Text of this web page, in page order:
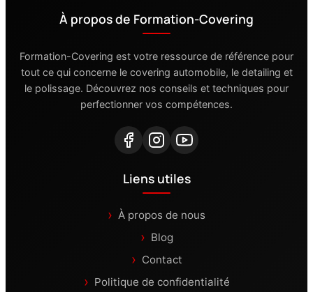
À propos de Formation-Covering
Formation-Covering est votre ressource de référence pour
tout ce qui concerne le covering automobile, le detailing et
le polissage. Découvrez nos conseils et techniques pour
perfectionner vos compétences.
Liens utiles
À propos de nous
Blog
Contact
Politique de confidentialité